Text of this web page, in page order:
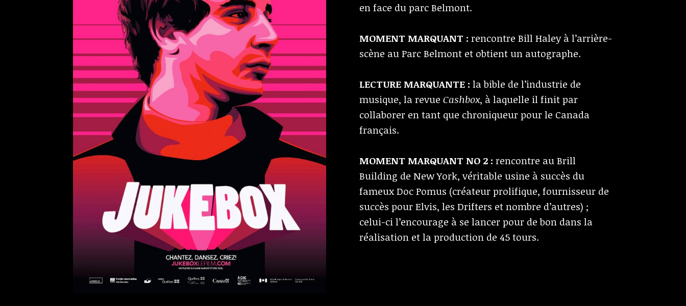
en face du parc Belmont.
MOMENT MARQUANT : rencontre Bill Haley à l’arrière-
scène au Parc Belmont et obtient un autographe.
LECTURE MARQUANTE : la bible de l’industrie de
musique, la revueCashbox, à laquelle il finit par
collaborer en tant que chroniqueur pour le Canada
français.
MOMENT MARQUANT NO 2 : rencontre au Brill
Building de New York, véritable usine à succès du
fameux Doc Pomus (créateur prolifique, fournisseur de
succès pour Elvis, les Drifters et nombre d’autres) ;
celui-ci l’encourage à se lancer pour de bon dans la
réalisation et la production de 45 tours.